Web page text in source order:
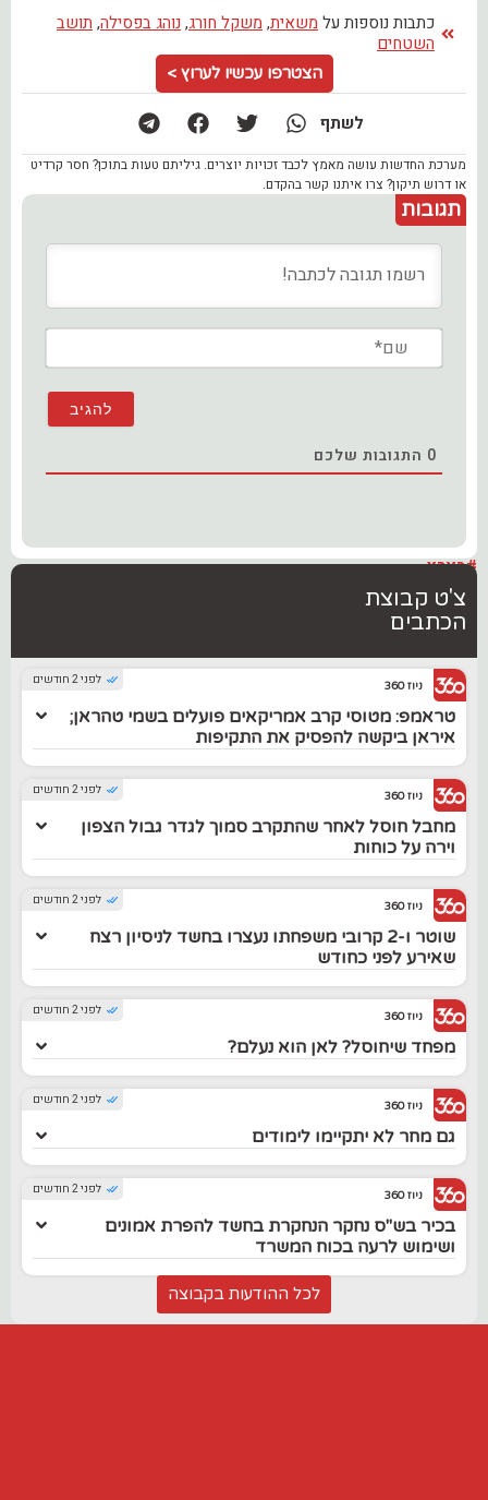
כתבות נוספות על משאית, משקל חורג, נוהג בפסילה, תושב
השטחים
הצטרפו עכשיו לערוץ >
לשתף
מערכת החדשות עושה מאמץ לכבד זכויות יוצרים. גיליתם טעות בתוכן? חסר קרדיט
או דרוש תיקון? צרו איתנו קשר בהקדם.
תגובות
0 התגובות שלכם
#בארץ
צ'ט קבוצת
הכתבים
לפני 2 חודשים ניוז 360
טראמפ: מטוסי קרב אמריקאים פועלים בשמי טהראן;
איראן ביקשה להפסיק את התקיפות
לפני 2 חודשים ניוז 360
מחבל חוסל לאחר שהתקרב סמוך לגדר גבול הצפון
וירה על כוחות
לפני 2 חודשים ניוז 360
שוטר ו-2 קרובי משפחתו נעצרו בחשד לניסיון רצח
שאירע לפני כחודש
לפני 2 חודשים ניוז 360
מפחד שיחוסל? לאן הוא נעלם?
לפני 2 חודשים ניוז 360
גם מחר לא יתקיימו לימודים
לפני 2 חודשים ניוז 360
בכיר בש"ס נחקר הנחקרת בחשד להפרת אמונים
ושימוש לרעה בכוח המשרד
לכל ההודעות בקבוצה